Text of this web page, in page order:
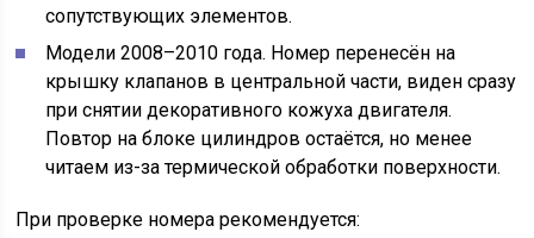
сопутствующих элементов.
Модели 2008–2010 года. Номер перенесён на
крышку клапанов в центральной части, виден сразу
при снятии декоративного кожуха двигателя.
Повтор на блоке цилиндров остаётся, но менее
читаем из-за термической обработки поверхности.
При проверке номера рекомендуется: